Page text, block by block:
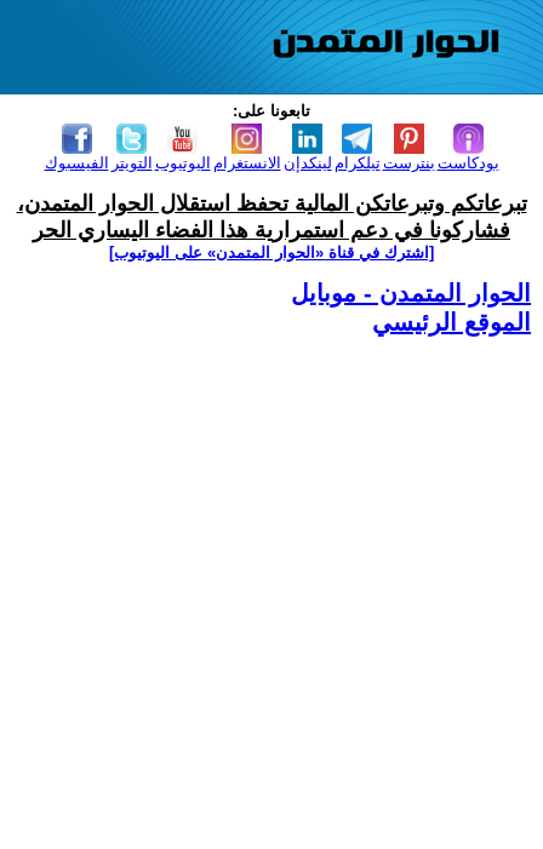
تابعونا على:
الفيسبوك التويتر اليوتيوب الانستغرام لينكدإن تيلكرامبنترست بودكاست
تبرعاتكم وتبرعاتكن المالية تحفظ استقلال الحوار المتمدن،
فشاركونا في دعم استمرارية هذا الفضاء اليساري الحر
[اشترك في قناة ‫«الحوار المتمدن» على اليوتيوب]
الحوار المتمدن - موبايل
الموقع الرئيسي